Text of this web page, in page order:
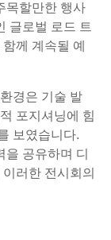
목할만한 행사
글로벌 로드 트
께 계속될 예
경은 기술 발
포지셔닝에 힘
보였습니다.
공유하며 디
러한 전시회의